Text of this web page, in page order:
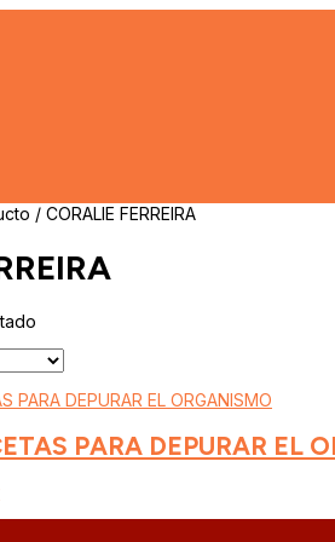
/ CORALIE FERREIRA
PARA DEPURAR EL